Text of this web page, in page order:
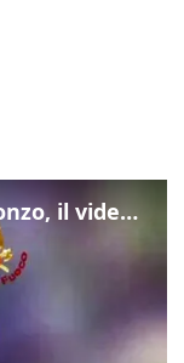
Frana lambisce le case di Auronzo, il video dall'elicottero dei vigili del fuoco